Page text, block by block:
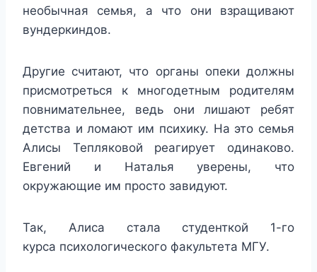
необычная семья, а что они взращивают
вундеркиндов.
Другие считают, что органы опеки должны
присмотреться к многодетным родителям
повнимательнее, ведь они лишают ребят
детства и ломают им психику. На это семья
Алисы Тепляковой реагирует одинаково.
Евгений и Наталья уверены, что
окружающие им просто завидуют.
Так, Алиса стала студенткой 1-го
курса психологического факультета МГУ.